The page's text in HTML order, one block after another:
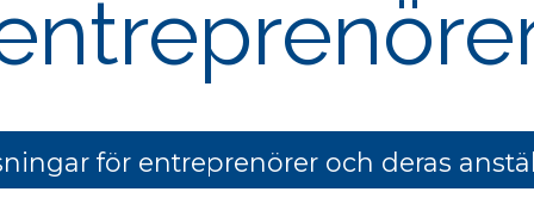
för entreprenörer och deras